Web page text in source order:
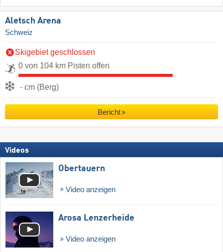
Aletsch Arena
Schweiz
Skigebiet geschlossen
0 von 104 km Pisten offen
- cm (Berg)
Bericht
Videos
Obertauern
Video anzeigen
Arosa Lenzerheide
Video anzeigen